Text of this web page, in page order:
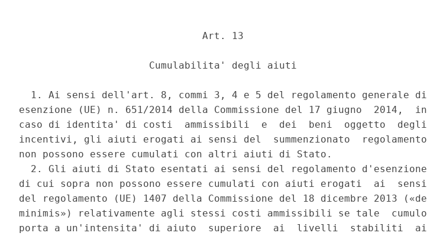
                               Art. 13
                      Cumulabilita' degli aiuti
  1. Ai sensi dell'art. 8, commi 3, 4 e 5 del regolamento generale di
esenzione (UE) n. 651/2014 della Commissione del 17 giugno  2014,  in
caso di identita' di costi  ammissibili  e  dei  beni  oggetto  degli
incentivi, gli aiuti erogati ai sensi del  summenzionato  regolamento
non possono essere cumulati con altri aiuti di Stato.
  2. Gli aiuti di Stato esentati ai sensi del regolamento d'esenzione
di cui sopra non possono essere cumulati con aiuti erogati  ai  sensi
del regolamento (UE) 1407 della Commissione del 18 dicembre 2013 («de
minimis») relativamente agli stessi costi ammissibili se tale  cumulo
porta a un'intensita' di aiuto  superiore  ai  livelli  stabiliti  ai